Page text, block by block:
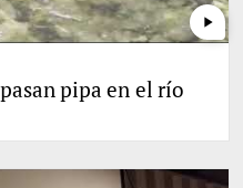
play_arrow
pipa en el río